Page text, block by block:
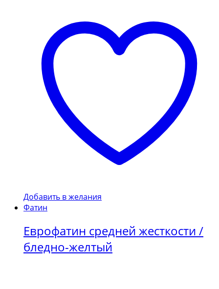
Добавить в желания
Фатин
Еврофатин средней жесткости /
бледно-желтый